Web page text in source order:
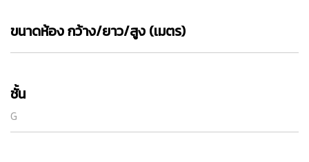
ขนาดห้อง กว้าง/ยาว/สูง (เมตร)
ชั้น
G